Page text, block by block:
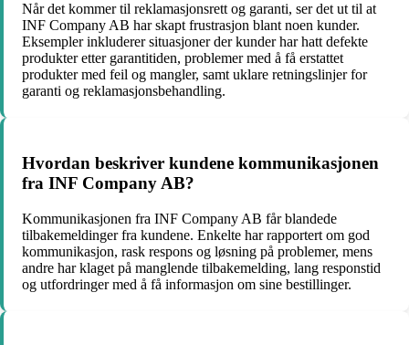
Når det kommer til reklamasjonsrett og garanti, ser det ut til at
INF Company AB har skapt frustrasjon blant noen kunder.
Eksempler inkluderer situasjoner der kunder har hatt defekte
produkter etter garantitiden, problemer med å få erstattet
produkter med feil og mangler, samt uklare retningslinjer for
garanti og reklamasjonsbehandling.
Hvordan beskriver kundene kommunikasjonen
fra INF Company AB?
Kommunikasjonen fra INF Company AB får blandede
tilbakemeldinger fra kundene. Enkelte har rapportert om god
kommunikasjon, rask respons og løsning på problemer, mens
andre har klaget på manglende tilbakemelding, lang responstid
og utfordringer med å få informasjon om sine bestillinger.